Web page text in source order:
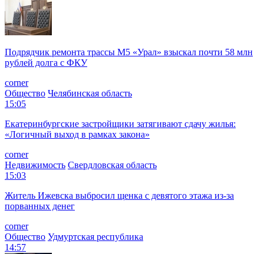
Подрядчик ремонта трассы М5 «Урал» взыскал почти 58 млн
рублей долга с ФКУ
corner
Общество Челябинская область
15:05
Екатеринбургские застройщики затягивают сдачу жилья:
«Логичный выход в рамках закона»
corner
Недвижимость Свердловская область
15:03
Житель Ижевска выбросил щенка с девятого этажа из-за
порванных денег
corner
Общество Удмуртская республика
14:57